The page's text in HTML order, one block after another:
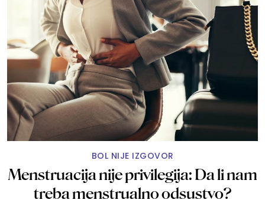
BOL NIJE IZGOVOR
Menstruacija nije privilegija: Da li nam
treba menstrualno odsustvo?